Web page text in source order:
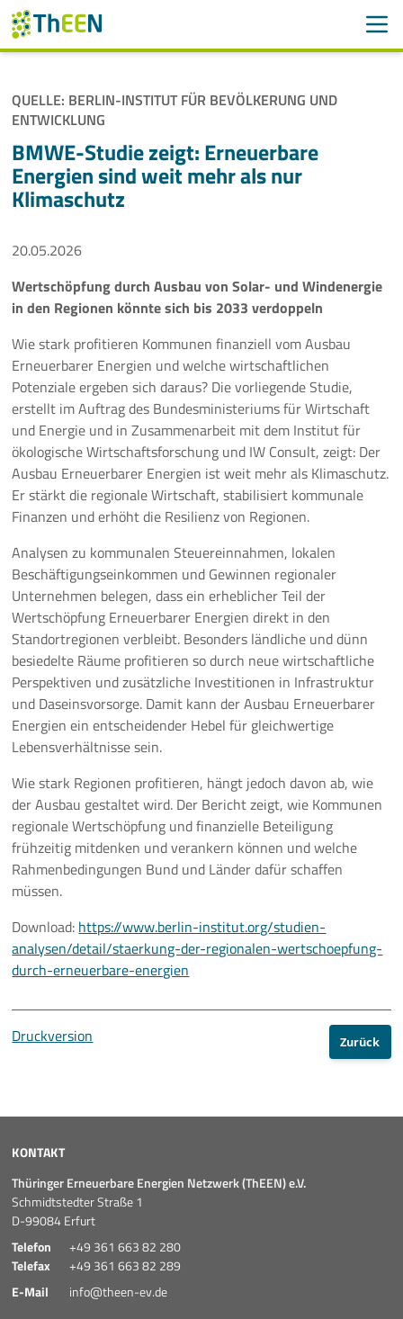
Navigation überspringen
ThEEN
Services
Mitglieder
Aktivitäten
Veranstaltungen
Aktuelles
Meldungen
Pressemeldungen
Branchenmeldungen
Statements
Positionen
Jobs
Mediathek
Akkreditierung
Mehr
QUELLE: BERLIN-INSTITUT FÜR BEVÖLKERUNG UND
ENTWICKLUNG
BMWE-Studie zeigt: Erneuerbare
Energien sind weit mehr als nur
Klimaschutz
20.05.2026
Wertschöpfung durch Ausbau von Solar- und Windenergie
in den Regionen könnte sich bis 2033 verdoppeln
Wie stark profitieren Kommunen finanziell vom Ausbau
Erneuerbarer Energien und welche wirtschaftlichen
Potenziale ergeben sich daraus? Die vorliegende Studie,
erstellt im Auftrag des Bundesministeriums für Wirtschaft
und Energie und in Zusammenarbeit mit dem Institut für
ökologische Wirtschaftsforschung und IW Consult, zeigt: Der
Ausbau Erneuerbarer Energien ist weit mehr als Klimaschutz.
Er stärkt die regionale Wirtschaft, stabilisiert kommunale
Finanzen und erhöht die Resilienz von Regionen.
Analysen zu kommunalen Steuereinnahmen, lokalen
Beschäftigungseinkommen und Gewinnen regionaler
Unternehmen belegen, dass ein erheblicher Teil der
Wertschöpfung Erneuerbarer Energien direkt in den
Standortregionen verbleibt. Besonders ländliche und dünn
besiedelte Räume profitieren so durch neue wirtschaftliche
Perspektiven und zusätzliche Investitionen in Infrastruktur
und Daseinsvorsorge. Damit kann der Ausbau Erneuerbarer
Energien ein entscheidender Hebel für gleichwertige
Lebensverhältnisse sein.
Wie stark Regionen profitieren, hängt jedoch davon ab, wie
der Ausbau gestaltet wird. Der Bericht zeigt, wie Kommunen
regionale Wertschöpfung und finanzielle Beteiligung
frühzeitig mitdenken und verankern können und welche
Rahmenbedingungen Bund und Länder dafür schaffen
müssen.
Download: https://www.berlin-institut.org/studien-
analysen/detail/staerkung-der-regionalen-wertschoepfung-
durch-erneuerbare-energien
Druckversion Zurück
KONTAKT
Thüringer Erneuerbare Energien Netzwerk (ThEEN) e.V.
Schmidtstedter Straße 1
D-99084 Erfurt
Telefon
+49 361 663 82 280
Telefax
+49 361 663 82 289
E-Mail
info@theen-ev.de